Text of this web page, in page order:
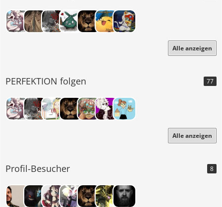
Alle anzeigen
PERFEKTION folgen 77
Alle anzeigen
Profil-Besucher 8